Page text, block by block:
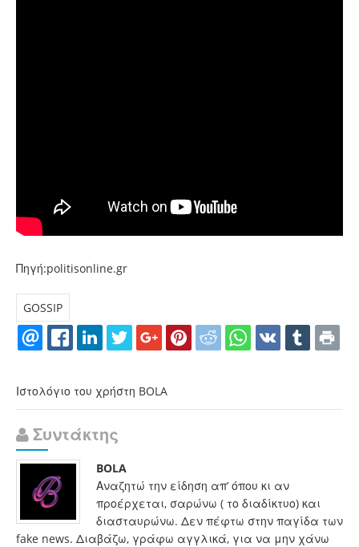
Πηγή:politisonline.gr
GOSSIP
Ιστολόγιο του χρήστη BOLA
Συντάκτης
BOLA
Αναζητώ την είδηση απ’ όπου κι αν
προέρχεται, σαρώνω ( το διαδίκτυο) και
διασταυρώνω. Δεν πέφτω στην παγίδα των
fake news. Διαβάζω, γράφω αγγλικά, για να μην χάνω